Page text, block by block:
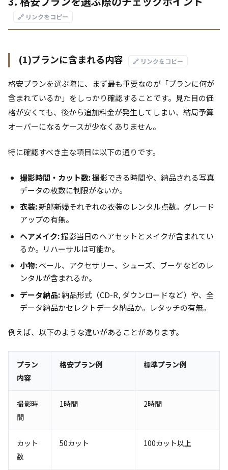
🔗 リンクをコピー
(1)プランに含まれる内容 🔗 リンクをコピー
格安プランを選ぶ際に、まず最も重要なのが「プランに何が
含まれているか」をしっかり確認することです。見た目の価
格が安くても、後から追加料金が発生してしまい、結局予算
オーバーになるケースが少なくありません。
特に確認すべき主な項目は以下の通りです。
撮影時間・カット数:撮影できる時間や、納品される写真
データの枚数に制限がないか。
衣装:新郎新婦それぞれの衣装のレンタル点数。グレード
アップの有無。
ヘアメイク:撮影当日のヘアセットとメイクが含まれてい
るか。リハーサルは可能か。
小物:ベール、アクセサリー、シューズ、ブーケなどのレ
ンタルが含まれるか。
データ納品:納品形式（CD-R, ダウンロードなど）や、全
データ納品かセレクトデータ納品か。レタッチの有無。
例えば、以下のような違いがあることがあります。
プラン
内容
格安プラン例 標準プラン例
撮影時
間
1時間 2時間
カット
数
50カット 100カット以上